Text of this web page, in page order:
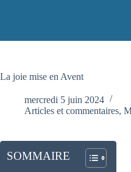
La joie mise en Avent
mercredi 5 juin 2024
Articles et commentaires,
SOMMAIRE